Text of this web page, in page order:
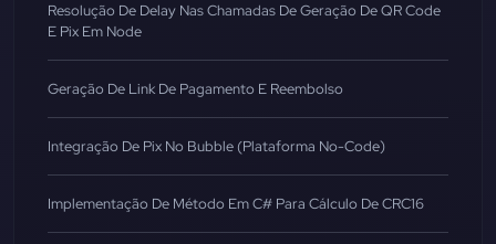
Resolução De Delay Nas Chamadas De Geração De QR Code
E Pix Em Node
Geração De Link De Pagamento E Reembolso
Integração De Pix No Bubble (Plataforma No-Code)
Implementação De Método Em C# Para Cálculo De CRC16